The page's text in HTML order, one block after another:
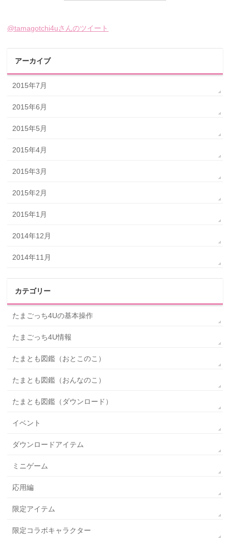
@tamagotchi4uさんのツイート
アーカイブ
2015年7月
2015年6月
2015年5月
2015年4月
2015年3月
2015年2月
2015年1月
2014年12月
2014年11月
カテゴリー
たまごっち4Uの基本操作
たまごっち4U情報
たまとも図鑑（おとこのこ）
たまとも図鑑（おんなのこ）
たまとも図鑑（ダウンロード）
イベント
ダウンロードアイテム
ミニゲーム
応用編
限定アイテム
限定コラボキャラクター